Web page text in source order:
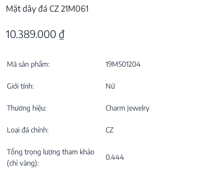
Mặt dây đá CZ 21M061
10.389.000 ₫
Mã sản phẩm: 19M501204
Giới tính: Nữ
Thương hiệu: Charm Jewelry
Loại đá chính: CZ
Tổng trọng lượng tham khảo
(chỉ vàng):
0.444